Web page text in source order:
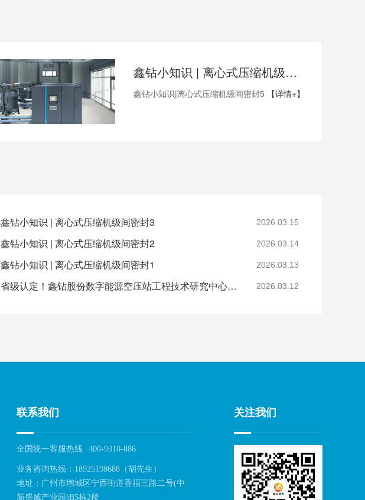
鑫钻小知识 | 离心式压缩机级间密封5
鑫钻小知识|离心式压缩机级间密封5 【详情+】
鑫钻小知识 | 离心式压缩机级间密封3 2026.03.15
鑫钻小知识 | 离心式压缩机级间密封2 2026.03.14
鑫钻小知识 | 离心式压缩机级间密封1 2026.03.13
省级认定！鑫钻股份数字能源空压站工程技术研究中心正式获批 2026.03.12
联系我们
全国统一客服热线 400-9310-886
业务咨询热线：18925198688（胡先生）
地址：广州市增城区宁西街道香福三路二号(中
新盛威产业园)B5栋2楼
关注我们